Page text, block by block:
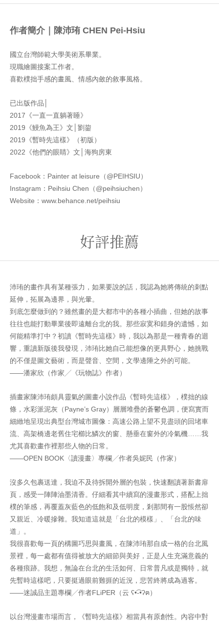
作者簡介｜陳沛珛 CHEN Pei-Hsiu
國立台灣師範大學美術系畢業。
現職繪圖接案工作者。
喜歡樸拙手感的畫風、情感內斂的敘事風格。
已出版作品│
2017《一直一直躺著睡》
2019《鰻魚為王》文│劉鋆
2019《暫時先這樣》（初版）
2022《他們的眼睛》文│海狗房東
Facebook：Painter at leisure（@PEIHSIU）
Instagram：Peihsiu Chen（@peihsiuchen）
Website：www.behance.net/peihsiu
好評推薦
沛珛的畫作具有某種張力，如果要說的話，我認為她將傳統的刺點
延伸，拓展為邊界，與光暈。
到底怎麼做到的？雖然畫的是大都市中的各種小插曲，但她的故事
往往也能打動畢業後即遠離台北的我。那些寂寞和錯身的遺憾，如
何能精準打中？初讀《暫時先這樣》時，我以為那是一種青春的迴
響，重讀新版後我發現，沛珛比她自己能想像的更具野心，她挑戰
的不僅是圖文藝術，而是聲音、空間，文學邊陲之外的可能。
——潘家欣（作家╱《玩物誌》作者）
插畫家陳沛珛頗具靈氣的圖畫小說作品《暫時先這樣》，樸拙的線
條，水彩派泥灰（Payne’s Gray）層層堆疊的蒼鬱色調，便寫實而
細緻地呈現出典型台灣城市圖像：高速公路上望不見盡頭的回堵車
流、高架橋邊老舊住宅櫛比鱗次的窗、懸垂在窗外的冷氣機……我
尤其喜歡畫作裡那些人物的日常。
――OPEN BOOK〈讀漫畫〉專欄╱作者吳妮民（作家）
沒多久包裹送達，我迫不及待拆開外層的包裝，快速翻讀著新書扉
頁，感受一陣陣油墨清香。仔細看其中續寫的漫畫形式，搭配上拙
樸的筆感，再覆蓋灰藍色的低飽和及低明度，剎那間有一股悵然卻
又親近、冷暖摻雜。我知道這就是「台北的模樣」、「台北的味
道」。
我很喜歡每一頁的構圖巧思與畫風，在陳沛珛那自成一格的台北風
景裡，每一處都有值得被放大的細節與美好，正是人生充滿意義的
各種痕跡。我想，無論在台北的生活如何、日常普凡或是獨特，就
先暫時這樣吧，只要挺過眼前難捱的近況，悲苦終將成為過客。
――迷誠品主題專欄╱作者FLiPER（云 ʕ•͡-•ʔฅ）
以台灣漫畫市場而言，《暫時先這樣》相當具有原創性。內容中對